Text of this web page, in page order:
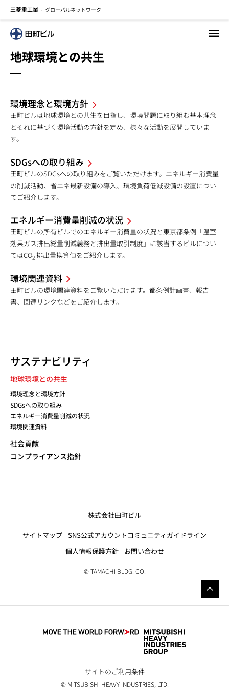
三菱重工業 - グローバルネットワーク
地球環境との共生
環境理念と環境方針
田町ビルは地球環境との共生を目指し、環境問題に取り組む基本理念
とそれに基づく環境活動の方針を定め、様々な活動を展開していま
す。
SDGsへの取り組み
田町ビルのSDGsへの取り組みをご覧いただけます。エネルギー消費量
の削減活動、省エネ最新設備の導入、環境負荷低減設備の設置につい
てご紹介します。
エネルギー消費量削減の状況
田町ビルの所有ビルでのエネルギー消費量の状況と東京都条例「温室
効果ガス排出総量削減義務と排出量取引制度」に該当するビルについ
てはCO2 排出量換算値をご紹介します。
環境関連資料
田町ビルの環境関連資料をご覧いただけます。都条例計画書、報告
書、関連リンクなどをご紹介します。
サステナビリティ
地球環境との共生
環境理念と環境方針
SDGsへの取り組み
エネルギー消費量削減の状況
環境関連資料
社会貢献
コンプライアンス指針
株式会社田町ビル
サイトマップ SNS公式アカウントコミュニティガイドライン
個人情報保護方針
お問い合わせ
© TAMACHI BLDG. CO.
サイトのご利用条件
© MITSUBISHI HEAVY INDUSTRIES, LTD.